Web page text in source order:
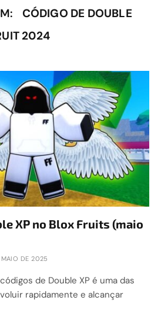
CÓDIGO DE DOUBLE
2024
XP no Blox Fruits (maio
DE 2025
de Double XP é uma das
rapidamente e alcançar